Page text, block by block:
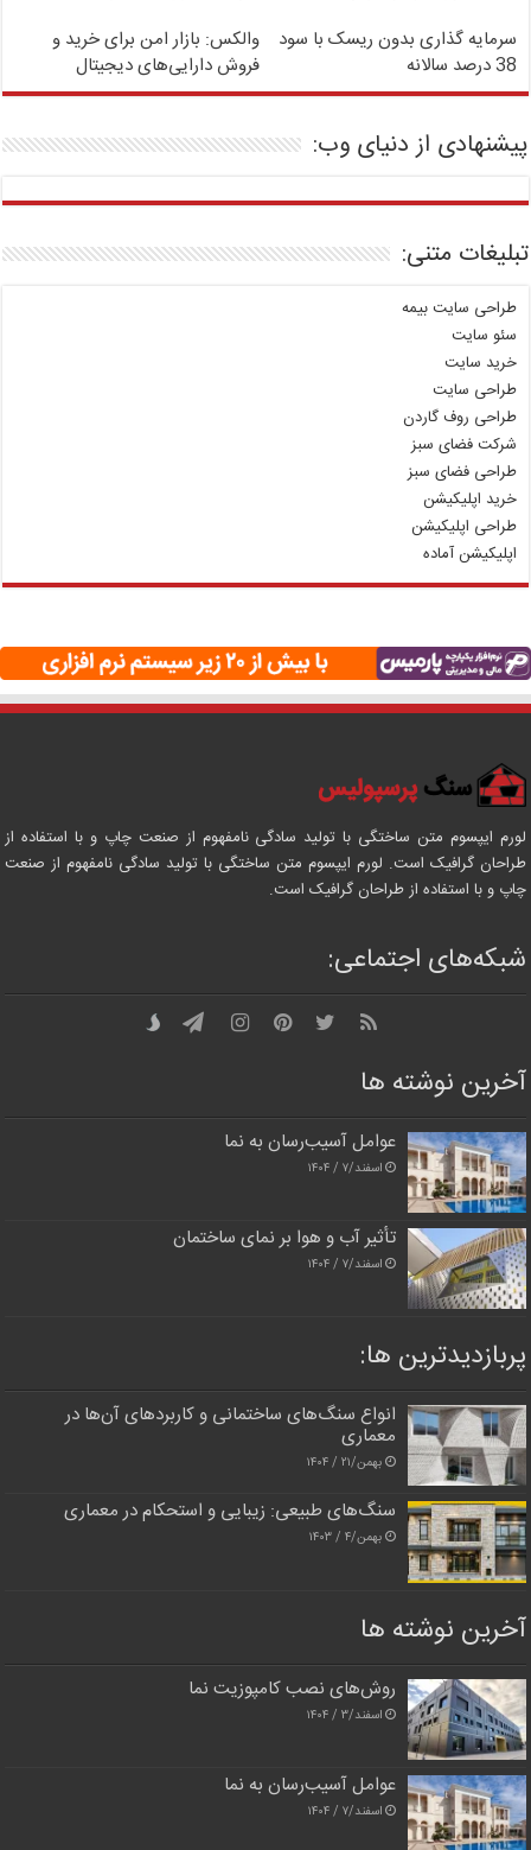
سرمایه گذاری بدون ریسک با سود
38 درصد سالانه
والکس: بازار امن برای خرید و
فروش دارایی‌های دیجیتال
پیشنهادی از دنیای وب:
تبلیغات متنی:
طراحی سایت بیمه
سئو سایت
خرید سایت
طراحی سایت
طراحی روف گاردن
شرکت فضای سبز
طراحی فضای سبز
خرید اپلیکیشن
طراحی اپلیکیشن
اپلیکیشن آماده
لورم ایپسوم متن ساختگی با تولید سادگی نامفهوم از صنعت چاپ و با استفاده از
طراحان گرافیک است. لورم ایپسوم متن ساختگی با تولید سادگی نامفهوم از صنعت
چاپ و با استفاده از طراحان گرافیک است.
شبکه‌های اجتماعی:
آخرین نوشته ها
عوامل آسیب‌رسان به نما
اسفند/۷ / ۱۴۰۴
تأثیر آب و هوا بر نمای ساختمان
اسفند/۷ / ۱۴۰۴
پربازدیدترین‌ ها:
انواع سنگ‌های ساختمانی و کاربردهای آن‌ها در
معماری
بهمن/۲۱ / ۱۴۰۴
سنگ‌های طبیعی: زیبایی و استحکام در معماری
بهمن/۴ / ۱۴۰۳
آخرین نوشته ها
روش‌های نصب کامپوزیت نما
اسفند/۳ / ۱۴۰۴
عوامل آسیب‌رسان به نما
اسفند/۷ / ۱۴۰۴